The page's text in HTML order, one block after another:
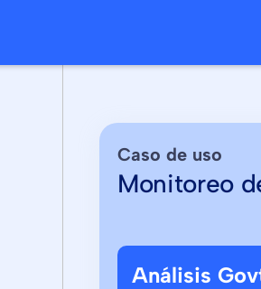
Caso de uso
Monitoreo
Análisis